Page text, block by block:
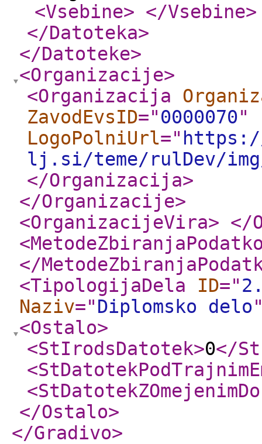
<Vsebine> </Vsebine>
</Datoteka>
</Datoteke>
<Organizacije>
<Organizacija
ZavodEvsID="0000070"
LogoPolniUrl="
lj.si/teme/rulDev/
</Organizacija>
</Organizacije>
<OrganizacijeVira> </
</
<TipologijaDela
ID="
Naziv="Diplomsko delo
<Ostalo>
<StIrodsDatotek>0</
</Ostalo>
</Gradivo>